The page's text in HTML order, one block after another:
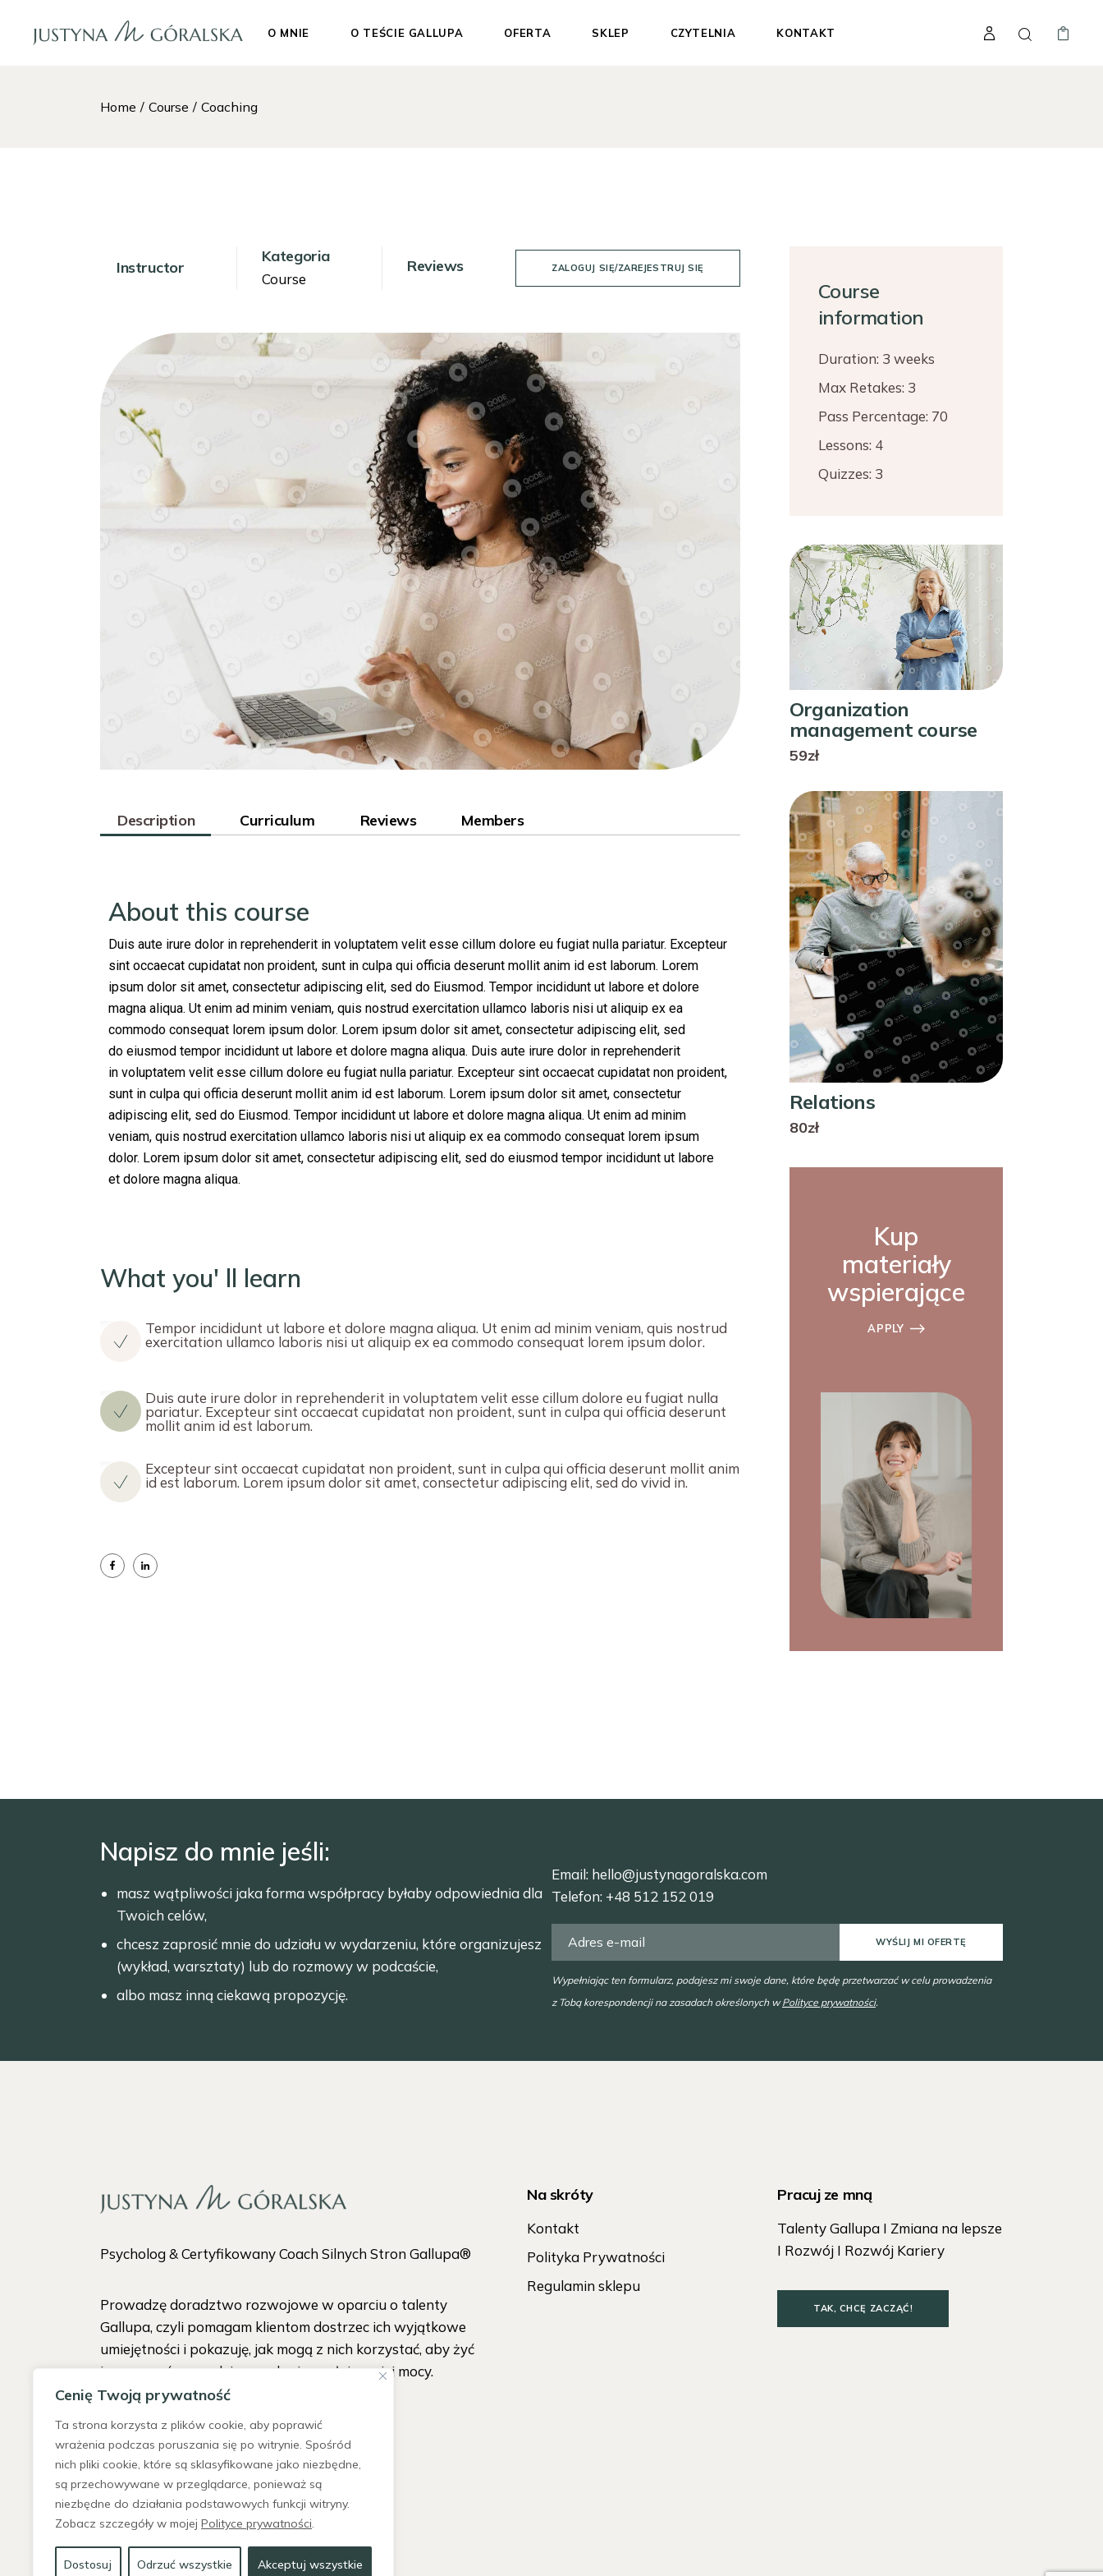
Cenię Twoją prywatność
Ta strona korzysta z plików cookie, aby poprawić
wrażenia podczas poruszania się po witrynie. Spośród
nich pliki cookie, które są sklasyfikowane jako niezbędne,
są przechowywane w przeglądarce, ponieważ są
niezbędne do działania podstawowych funkcji witryny.
Zobacz szczegóły w mojej Polityce prywatności.
Dostosuj Odrzuć wszystkie Akceptuj wszystkie
O MNIE O TEŚCIE GALLUPA OFERTA SKLEP CZYTELNIA KONTAKT
Home Course Coaching
Instructor
Kategoria
Course
Reviews ZALOGUJ SIĘ/ZAREJESTRUJ SIĘ
Description Curriculum Reviews Members
About this course
Duis aute irure dolor in reprehenderit in voluptatem velit esse cillum dolore eu fugiat nulla pariatur. Excepteur
sint occaecat cupidatat non proident, sunt in culpa qui officia deserunt mollit anim id est laborum. Lorem
ipsum dolor sit amet, consectetur adipiscing elit, sed do Eiusmod. Tempor incididunt ut labore et dolore
magna aliqua. Ut enim ad minim veniam, quis nostrud exercitation ullamco laboris nisi ut aliquip ex ea
commodo consequat lorem ipsum dolor. Lorem ipsum dolor sit amet, consectetur adipiscing elit, sed
do eiusmod tempor incididunt ut labore et dolore magna aliqua. Duis aute irure dolor in reprehenderit
in voluptatem velit esse cillum dolore eu fugiat nulla pariatur. Excepteur sint occaecat cupidatat non proident,
sunt in culpa qui officia deserunt mollit anim id est laborum. Lorem ipsum dolor sit amet, consectetur
adipiscing elit, sed do Eiusmod. Tempor incididunt ut labore et dolore magna aliqua. Ut enim ad minim
veniam, quis nostrud exercitation ullamco laboris nisi ut aliquip ex ea commodo consequat lorem ipsum
dolor. Lorem ipsum dolor sit amet, consectetur adipiscing elit, sed do eiusmod tempor incididunt ut labore
et dolore magna aliqua.
What you' ll learn
Tempor incididunt ut labore et dolore magna aliqua. Ut enim ad minim veniam, quis nostrud
exercitation ullamco laboris nisi ut aliquip ex ea commodo consequat lorem ipsum dolor.
Duis aute irure dolor in reprehenderit in voluptatem velit esse cillum dolore eu fugiat nulla
pariatur. Excepteur sint occaecat cupidatat non proident, sunt in culpa qui officia deserunt
mollit anim id est laborum.
Excepteur sint occaecat cupidatat non proident, sunt in culpa qui officia deserunt mollit anim
id est laborum. Lorem ipsum dolor sit amet, consectetur adipiscing elit, sed do vivid in.
Course
information
Duration: 3 weeks
Max Retakes: 3
Pass Percentage: 70
Lessons: 4
Quizzes: 3
Organization
management course
59zł
Relations
80zł
Kup
materiały
wspierające
APPLY
Napisz do mnie jeśli:
masz wątpliwości jaka forma współpracy byłaby odpowiednia dla
Twoich celów,
chcesz zaprosić mnie do udziału w wydarzeniu, które organizujesz
(wykład, warsztaty) lub do rozmowy w podcaście,
albo masz inną ciekawą propozycję.
Email: hello@justynagoralska.com
Telefon: +48 512 152 019
WYŚLIJ MI OFERTĘ
Wypełniając ten formularz, podajesz mi swoje dane, które będę przetwarzać w celu prowadzenia
z Tobą korespondencji na zasadach określonych wPolityce prywatności.
Psycholog & Certyfikowany Coach Silnych Stron Gallupa®
Prowadzę doradztwo rozwojowe w oparciu o talenty
Gallupa, czyli pomagam klientom dostrzec ich wyjątkowe
umiejętności i pokazuję, jak mogą z nich korzystać, aby żyć
i pracować w zgodzie ze sobą i w pełni swojej mocy.
Na skróty
Kontakt
Polityka Prywatności
Regulamin sklepu
Pracuj ze mną
Talenty Gallupa I Zmiana na lepsze
I Rozwój I Rozwój Kariery
TAK, CHCĘ ZACZĄĆ!